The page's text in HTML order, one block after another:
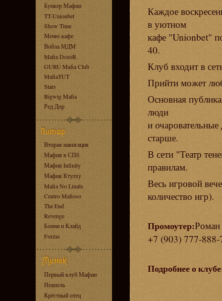
Бункер Мафии
TT-Unionbet
Show Time
Меню-кафе
Вобла МДМ
Mafia DozoR
GURU Mafia Club
MafiaTUT
Stars
Bigwig Mafia
Ред Дор
Вторая навигация
Мафия в СПб
Мафия Infinity
Мафия Ктулху
Mafia No Limits
Centro Mafioso
The End
Revenge
Бонни и Клайд
Forzas
Первый клуб Мафии
Неаполь
Крёстный отец
Каждое
в уютном
кафе "Unionbet"
40.
Клуб входит в
Прийти может
Основная
люди
и
старше.
В сети "Театр
правилам.
Весь игровой
количество игр).
Промоутер:
+7 (903) 777-
Подробнее о